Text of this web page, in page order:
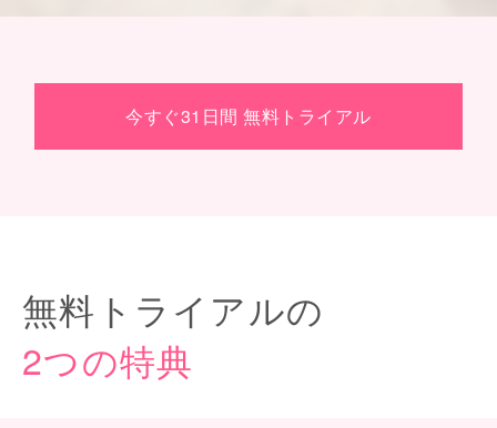
今すぐ31日間 無料トライアル
無料トライアルの
2つの特典